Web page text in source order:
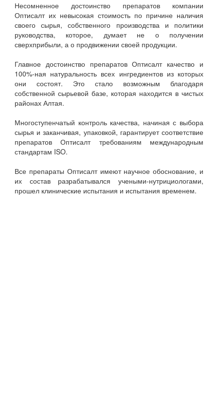
Несомненное достоинство препаратов компании
Оптисалт их невысокая стоимость по причине наличия
своего сырья, собственного производства и политики
руководства, которое, думает не о получении
сверхприбыли, а о продвижении своей продукции.
Главное достоинство препаратов Оптисалт качество и
100%-ная натуральность всех ингредиентов из которых
они состоят. Это стало возможным благодаря
собственной сырьевой базе, которая находится в чистых
районах Алтая.
Многоступенчатый контроль качества, начиная с выбора
сырья и заканчивая, упаковкой, гарантирует соответствие
препаратов Оптисалт требованиям международным
стандартам ISO.
Все препараты Оптисалт имеют научное обоснование, и
их состав разрабатывался учеными-нутрициологами,
прошел клинические испытания и испытания временем.